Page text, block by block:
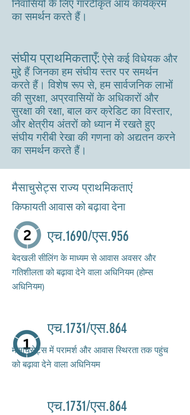
निवासियों के लिए गारंटीकृत आय कार्यक्रम
का समर्थन करते हैं।
संघीय प्राथमिकताएँ: ऐसे कई विधेयक और
मुद्दे हैं जिनका हम संघीय स्तर पर समर्थन
करते हैं। विशेष रूप से, हम सार्वजनिक लाभों
की सुरक्षा, अप्रवासियों के अधिकारों और
सुरक्षा की रक्षा, बाल कर क्रेडिट का विस्तार,
और क्षेत्रीय अंतरों को ध्यान में रखते हुए
संघीय गरीबी रेखा की गणना को अद्यतन करने
का समर्थन करते हैं।
मैसाचुसेट्स राज्य प्राथमिकताएं
किफायती आवास को बढ़ावा देना
एच.1690/एस.956
बेदखली सीलिंग के माध्यम से आवास अवसर और
गतिशीलता को बढ़ावा देने वाला अधिनियम (होम्स
अधिनियम)
एच.1731/एस.864
मैसाचुसेट्स में परामर्श और आवास स्थिरता तक पहुंच
को बढ़ावा देने वाला अधिनियम
एच.1731/एस.864